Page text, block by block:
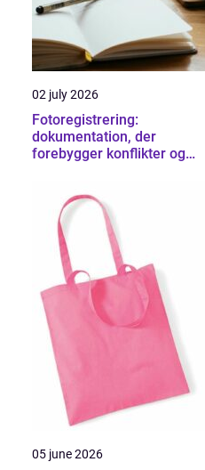
02 july 2026
Fotoregistrering:
dokumentation, der
forebygger konflikter og
05 june 2026